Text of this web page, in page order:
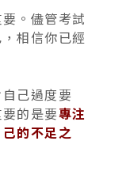
。儘管考試
相信你已經
己過度要
的是要專注
的不足之